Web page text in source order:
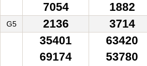
7054
1882
G5 2136 3714
35401
69174
63420
53780